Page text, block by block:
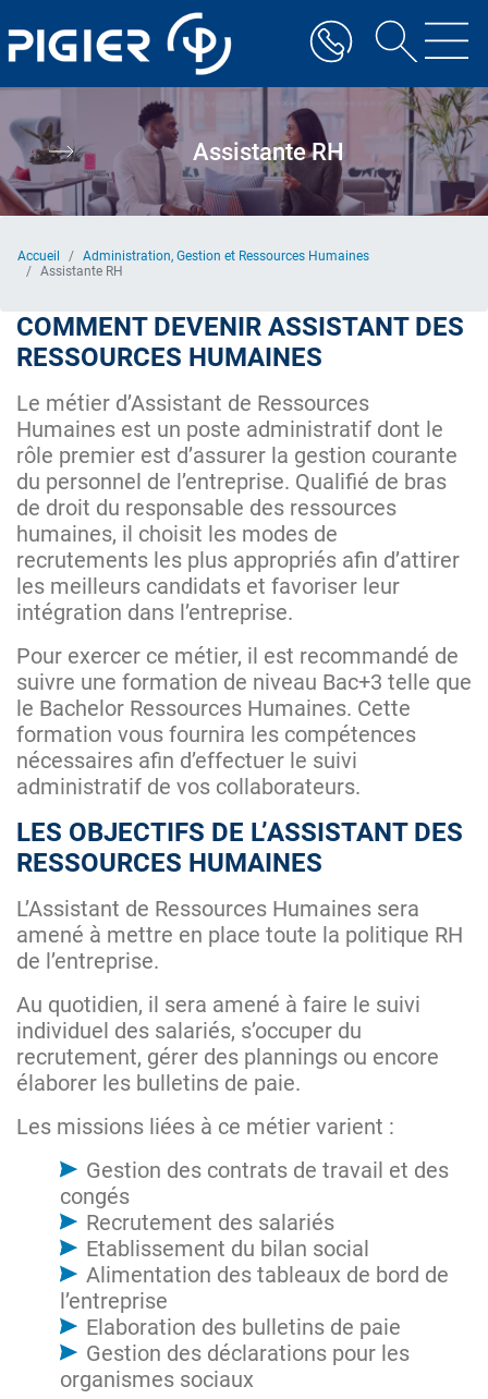
au
contenu
Assistante RH
Accueil
Administration, Gestion et Ressources Humaines
Assistante RH
COMMENT DEVENIR ASSISTANT DES
RESSOURCES HUMAINES
Le métier d’Assistant de Ressources
Humaines est un poste administratif dont le
rôle premier est d’assurer la gestion courante
du personnel de l’entreprise. Qualifié de bras
de droit du responsable des ressources
humaines, il choisit les modes de
recrutements les plus appropriés afin d’attirer
les meilleurs candidats et favoriser leur
intégration dans l’entreprise.
Pour exercer ce métier, il est recommandé de
suivre une formation de niveau Bac+3 telle que
le Bachelor Ressources Humaines. Cette
formation vous fournira les compétences
nécessaires afin d’effectuer le suivi
administratif de vos collaborateurs.
LES OBJECTIFS DE L’ASSISTANT DES
RESSOURCES HUMAINES
L’Assistant de Ressources Humaines sera
amené à mettre en place toute la politique RH
de l’entreprise.
Au quotidien, il sera amené à faire le suivi
individuel des salariés, s’occuper du
recrutement, gérer des plannings ou encore
élaborer les bulletins de paie.
Les missions liées à ce métier varient :
Gestion des contrats de travail et des
congés
Recrutement des salariés
Etablissement du bilan social
Alimentation des tableaux de bord de
l’entreprise
Elaboration des bulletins de paie
Gestion des déclarations pour les
organismes sociaux